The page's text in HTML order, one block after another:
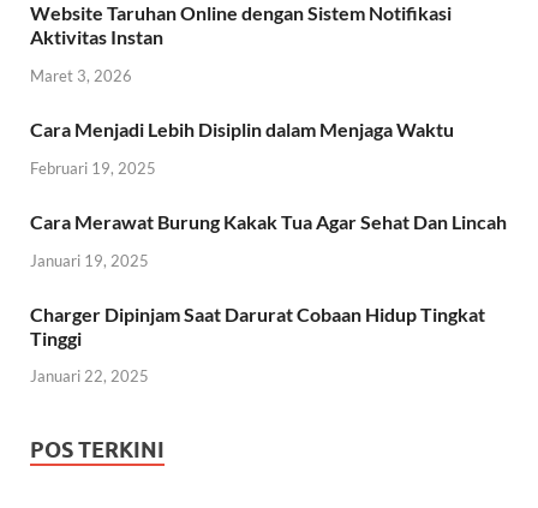
Website Taruhan Online dengan Sistem Notifikasi
Aktivitas Instan
Maret 3, 2026
Cara Menjadi Lebih Disiplin dalam Menjaga Waktu
Februari 19, 2025
Cara Merawat Burung Kakak Tua Agar Sehat Dan Lincah
Januari 19, 2025
Charger Dipinjam Saat Darurat Cobaan Hidup Tingkat
Tinggi
Januari 22, 2025
POS TERKINI